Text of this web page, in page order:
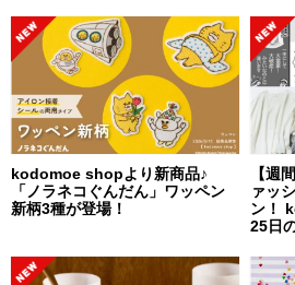
kodomoe shopより新商品♪
「ノラネコぐんだん」ワッペン
新柄3種が登場！
【週
ァッ
ン！
25日